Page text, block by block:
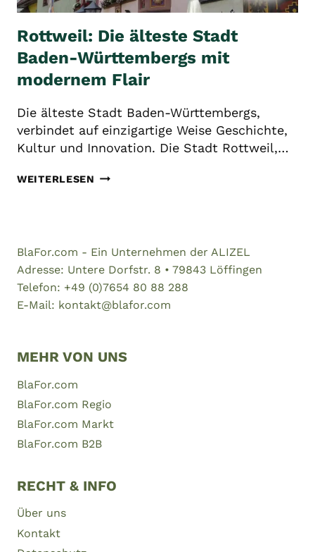
Rottweil: Die älteste Stadt
Baden-Württembergs mit
modernem Flair
Die älteste Stadt Baden-Württembergs,
verbindet auf einzigartige Weise Geschichte,
Kultur und Innovation. Die Stadt Rottweil,…
WEITERLESEN ROTTWEIL:
BADEN-
WÜRTTEMBERGS
MIT
MODERNEM
BlaFor.com - Ein Unternehmen der ALIZEL
Adresse: Untere Dorfstr. 8 • 79843 Löffingen
Telefon: +49 (0)7654 80 88 288
E-Mail: kontakt@blafor.com
MEHR VON UNS
BlaFor.com
BlaFor.com Regio
BlaFor.com Markt
BlaFor.com B2B
RECHT & INFO
Über uns
Kontakt